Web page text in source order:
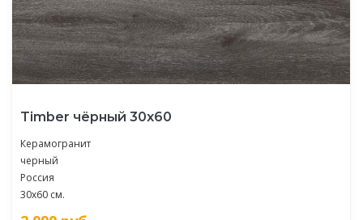
Timber чёрный 30х60
Керамогранит
черный
Россия
30x60 см.